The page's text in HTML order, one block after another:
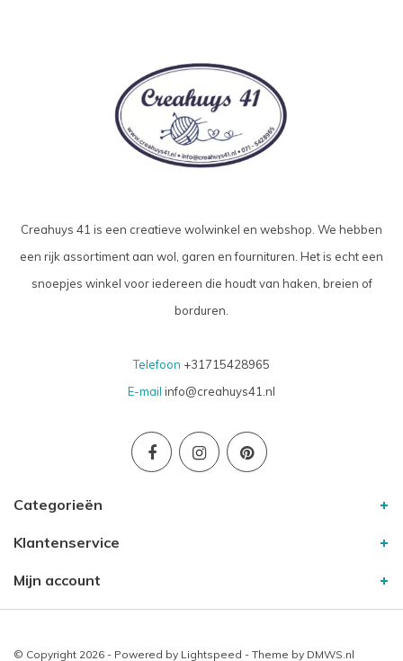
Creahuys 41 is een creatieve wolwinkel en webshop. We hebben
een rijk assortiment aan wol, garen en fournituren. Het is echt een
snoepjes winkel voor iedereen die houdt van haken, breien of
borduren.
Telefoon +31715428965
E-mail info@creahuys41.nl
Categorieën
Klantenservice
Mijn account
© Copyright 2026 - Powered by Lightspeed - Theme by DMWS.nl